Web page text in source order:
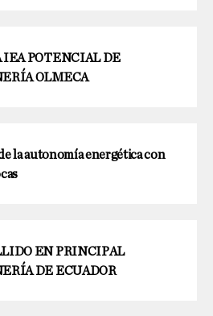
IEA POTENCIAL DE
OLMECA
la autonomía energética con
EN PRINCIPAL
DE ECUADOR